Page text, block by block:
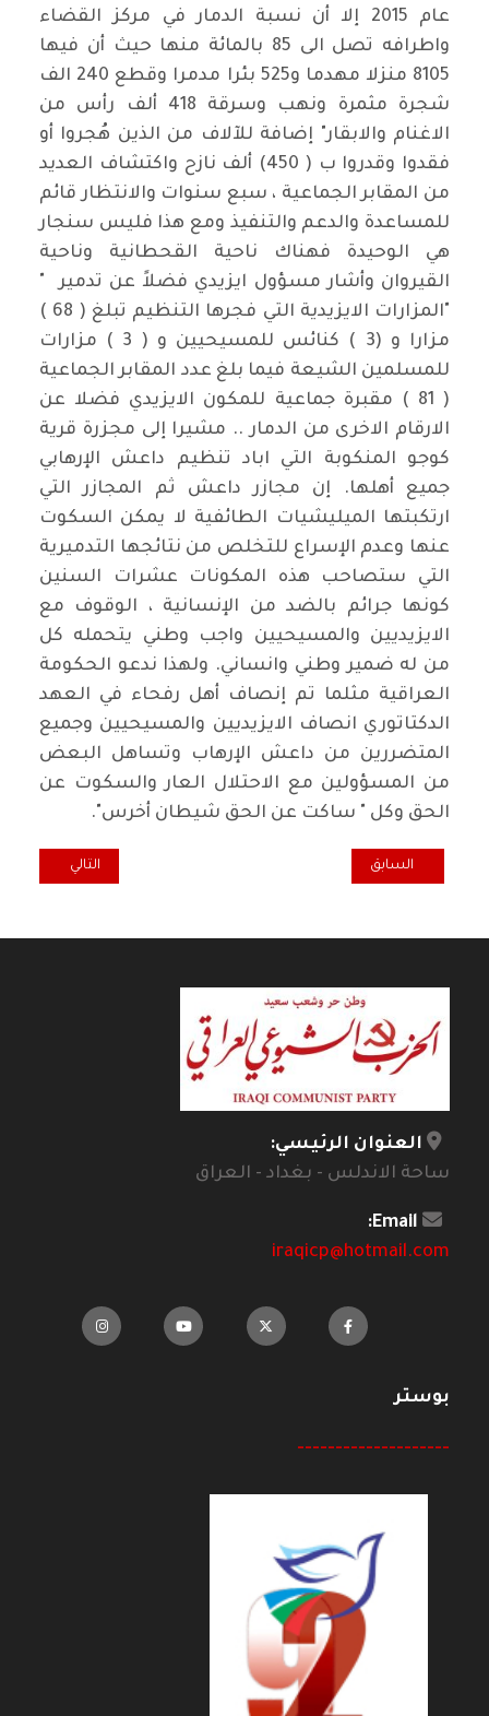
عام 2015 إلا أن نسبة الدمار في مركز القضاء
واطرافه تصل الى 85 بالمائة منها حيث أن فيها
8105 منزلا مهدما و525 بئرا مدمرا وقطع 240 الف
شجرة مثمرة ونهب وسرقة 418 ألف رأس من
الاغنام والابقار" إضافة للآلاف من الذين هُجروا أو
فقدوا وقدروا ب ( 450) ألف نازح واكتشاف العديد
من المقابر الجماعية ، سبع سنوات والانتظار قائم
للمساعدة والدعم والتنفيذ ومع هذا فليس سنجار
هي الوحيدة فهناك ناحية القحطانية وناحية
القيروان وأشار مسؤول ايزيدي فضلاً عن تدمير "
"المزارات الايزيدية التي فجرها التنظيم تبلغ ( 68 )
مزارا و (3 ) كنائس للمسيحيين و ( 3 ) مزارات
للمسلمين الشيعة فيما بلغ عدد المقابر الجماعية
( 81 ) مقبرة جماعية للمكون الايزيدي فضلا عن
الارقام الاخرى من الدمار .. مشيرا إلى مجزرة قرية
كوجو المنكوبة التي اباد تنظيم داعش الإرهابي
جميع أهلها. إن مجازر داعش ثم المجازر التي
ارتكبتها الميليشيات الطائفية لا يمكن السكوت
عنها وعدم الإسراع للتخلص من نتائجها التدميرية
التي ستصاحب هذه المكونات عشرات السنين
كونها جرائم بالضد من الإنسانية ، الوقوف مع
الايزيديين والمسيحيين واجب وطني يتحمله كل
من له ضمير وطني وانساني. ولهذا ندعو الحكومة
العراقية مثلما تم إنصاف أهل رفحاء في العهد
الدكتاتوري انصاف الايزيديين والمسيحيين وجميع
المتضررين من داعش الإرهاب وتساهل البعض
من المسؤولين مع الاحتلال العار والسكوت عن
الحق وكل " ساكت عن الحق شيطان أخرس".
المقال السابق: لماذا الانسحاب ومقاطعة الانتخابات البرلمانية المقبلة
السابق المقال التالي:
التالي
العنوان الرئيسي:
ساحة الاندلس - بغداد - العراق
Email:
iraqicp@hotmail.com
بوستر
--------------------